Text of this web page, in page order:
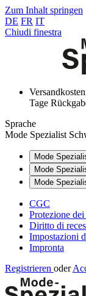
Zum Inhalt springen
DE FR IT
Chiudi finestra
Tage
Sprache
Mode Spezialist
Mode
Mode
Mode
CGC
Protezione dei
Diritto di
Impostazioni
Impronta
Registrieren oder